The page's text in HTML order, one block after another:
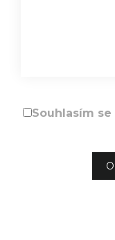
Souhlasím se